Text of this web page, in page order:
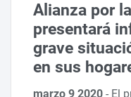
Alianza por
presentará
grave
en sus
marzo 9 2020- El